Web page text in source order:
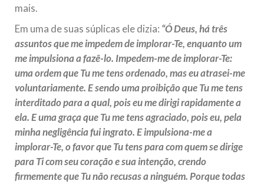
mais.
Em uma de suas súplicas ele dizia: “Ó Deus, há três
assuntos que me impedem de implorar-Te, enquanto um
me impulsiona a fazê-lo. Impedem-me de implorar-Te:
uma ordem que Tu me tens ordenado, mas eu atrasei-me
voluntariamente. E sendo uma proibição que Tu me tens
interditado para a qual, pois eu me dirigi rapidamente a
ela. E uma graça que Tu me tens agraciado, pois eu, pela
minha negligência fui ingrato. E impulsiona-me a
implorar-Te, o favor que Tu tens para com quem se dirige
para Ti com seu coração e sua intenção, crendo
firmemente que Tu não recusas a ninguém. Porque todas